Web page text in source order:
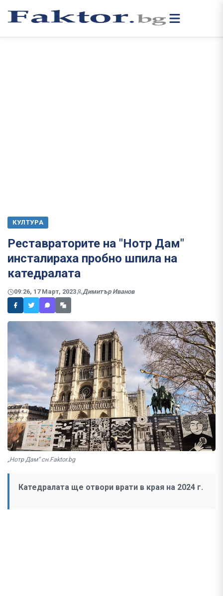
КУЛТУРА
Реставраторите на "Нотр Дам"
инсталираха пробно шпила на
катедралата
09:26, 17 Март, 2023 Димитър Иванов
„Нотр Дам“ сн.Faktor.bg
Катедралата ще отвори врати в края на 2024 г.